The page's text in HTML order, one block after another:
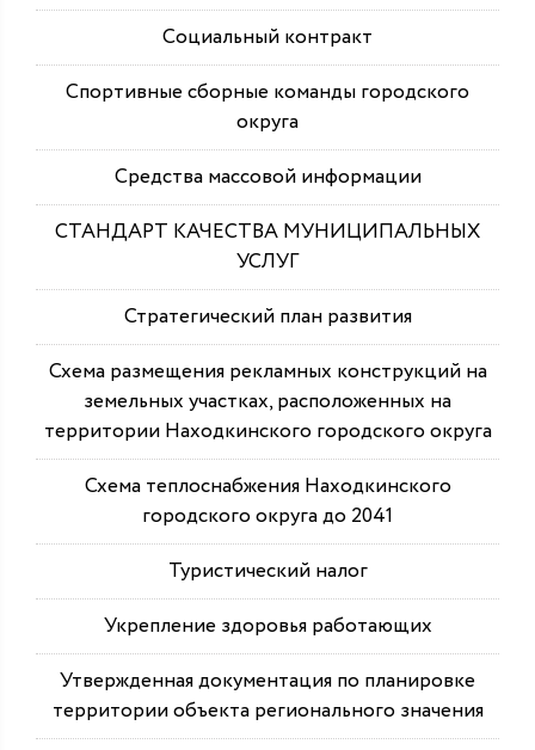
Социальный контракт
Спортивные сборные команды городского
округа
Средства массовой информации
СТАНДАРТ КАЧЕСТВА МУНИЦИПАЛЬНЫХ
УСЛУГ
Стратегический план развития
Схема размещения рекламных конструкций на
земельных участках, расположенных на
территории Находкинского городского округа
Схема теплоснабжения Находкинского
городского округа до 2041
Туристический налог
Укрепление здоровья работающих
Утвержденная документация по планировке
территории объекта регионального значения